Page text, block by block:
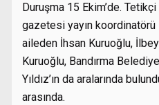
Duruşma 15 Ekim’de.
gazetesi yayın koordinatörü
aileden İhsan Kuruoğlu,
Kuruoğlu, Bandırma
Yıldız’ın da aralarında
arasında.